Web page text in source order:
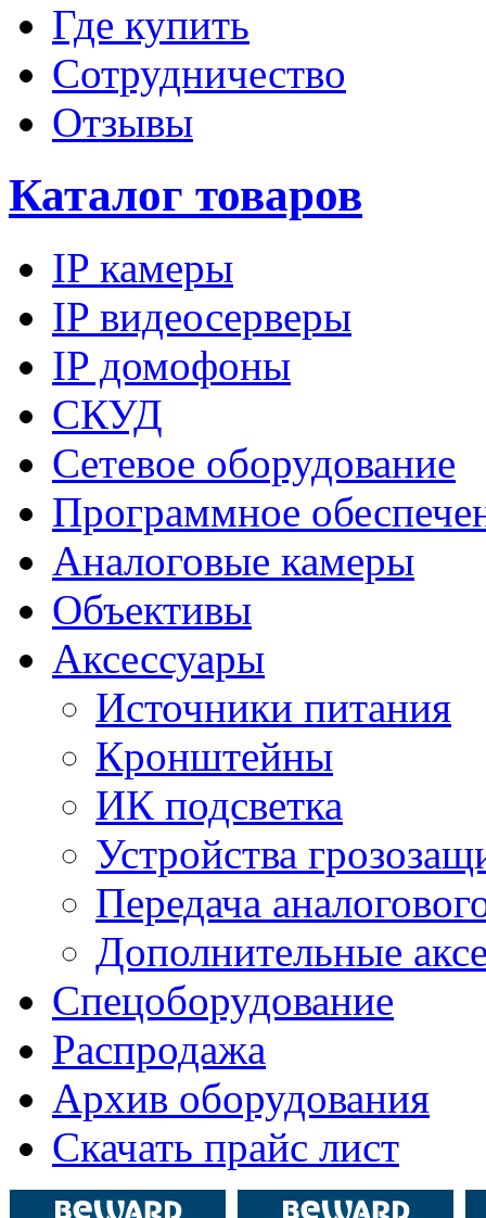
Где купить
Сотрудничество
Отзывы
Каталог товаров
IP камеры
IP видеосерверы
IP домофоны
СКУД
Сетевое оборудование
Программное
Аналоговые камеры
Объективы
Аксессуары
Источники питания
Кронштейны
ИК подсветка
Устройства
Передача
Дополнительные
Спецоборудование
Распродажа
Архив оборудования
Скачать прайс лист